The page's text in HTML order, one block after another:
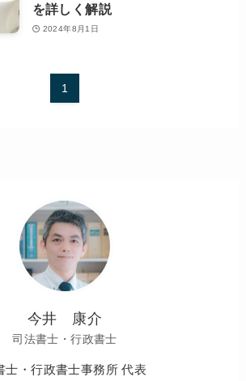
を詳しく解説
2024年8月1日
1
今井 康介
司法書士・行政書士
士・行政書士事務所 代表